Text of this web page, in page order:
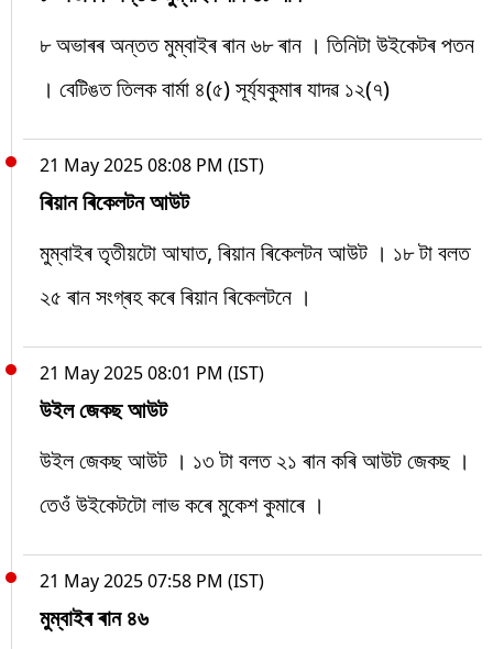
৮ অভাৰৰ অন্তত মুম্বাইৰ ৰান ৬৮ ৰান । তিনিটা উইকেটৰ পতন
। বেটিঙত তিলক বাৰ্মা ৪(৫) সূৰ্য্যকুমাৰ যাদৱ ১২(৭)
21 May 2025 08:08 PM (IST)
ৰিয়ান ৰিকেলটন আউট
মুম্বাইৰ তৃতীয়টো আঘাত, ৰিয়ান ৰিকেলটন আউট । ১৮ টা বলত
২৫ ৰান সংগ্ৰহ কৰে ৰিয়ান ৰিকেলটনে ।
21 May 2025 08:01 PM (IST)
উইল জেকছ আউট
উইল জেকছ আউট । ১৩ টা বলত ২১ ৰান কৰি আউট জেকছ ।
তেওঁ উইকেটটো লাভ কৰে মুকেশ কুমাৰে ।
21 May 2025 07:58 PM (IST)
মুম্বাইৰ ৰান ৪৬